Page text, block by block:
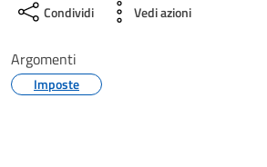
Condividi Vedi azioni
Argomenti
Imposte